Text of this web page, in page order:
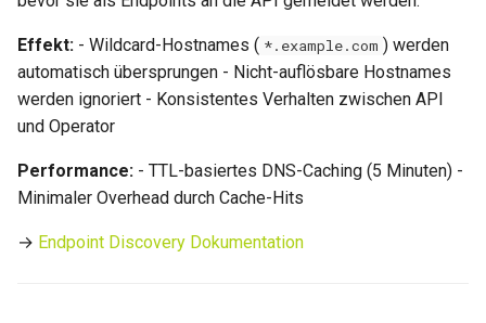
0.11.14
0.11.13
0.11.12
0.11.11
Effekt: - Wildcard-Hostnames ( *.example.com ) werden
automatisch übersprungen - Nicht-auflösbare Hostnames
werden ignoriert - Konsistentes Verhalten zwischen API
und Operator
Performance: - TTL-basiertes DNS-Caching (5 Minuten) -
Minimaler Overhead durch Cache-Hits
→ Endpoint Discovery Dokumentation